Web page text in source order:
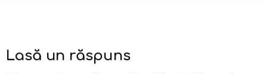
Lasă un răspuns